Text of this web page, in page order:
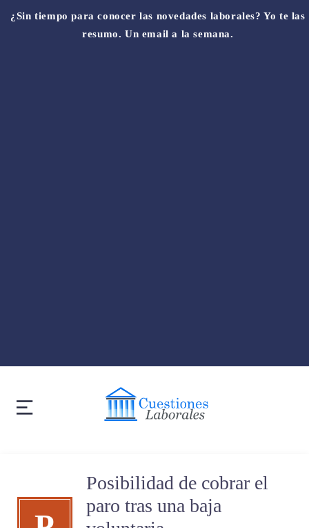
¿Sin tiempo para conocer las novedades laborales? Yo te las
resumo. Un email a la semana.
Posibilidad de cobrar el
paro tras una baja